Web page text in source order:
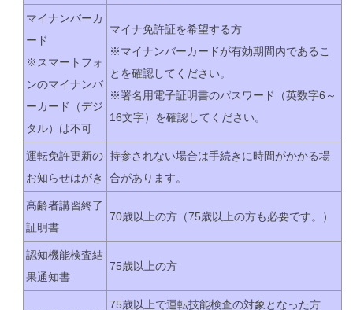
マイナンバーカ
ード
※スマートフォ
ンのマイナンバ
ーカード（デジ
タル）は不可
マイナ免許証を希望する方
※マイナンバーカードが有効期間内であるこ
とを確認してください。
※署名用電子証明書のパスワード（英数字6～
16文字）を確認してください。
運転免許更新の
お知らせはがき
持参されない場合は手続きに時間がかかる場
合があります。
高齢者講習終了
証明書
70歳以上の方（75歳以上の方も必要です。）
認知機能検査結
果通知書
75歳以上の方
75歳以上で運転技能検査の対象となった方